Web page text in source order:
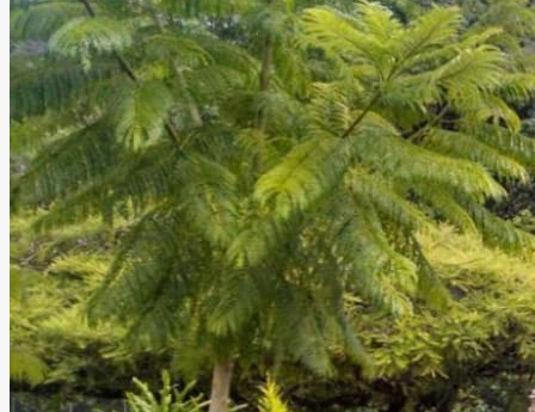
celebración una experiencia única, memorable y llena de
momentos especiales.Leer más